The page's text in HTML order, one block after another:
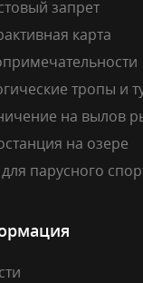
запрет
карта
тропы и
на вылов
на озере
парусного